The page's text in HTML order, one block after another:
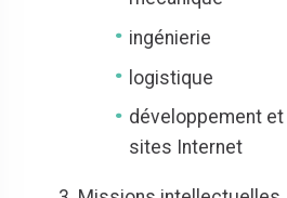
ingénierie
logistique
développement
sites Internet